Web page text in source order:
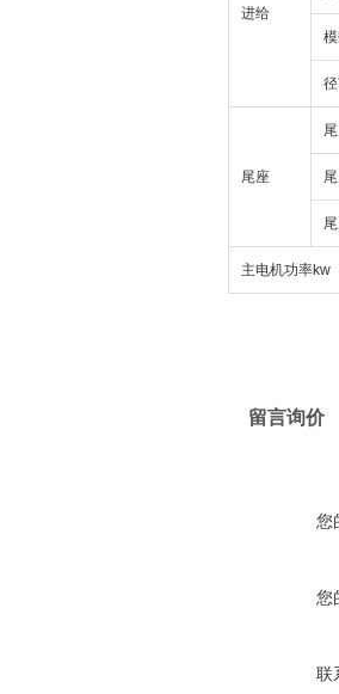
进给
尾座
主电机功率kw
留言询价
您
您
联